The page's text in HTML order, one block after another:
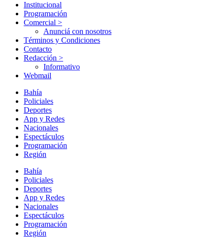
Institucional
Programación
Comercial >
Anunciá con nosotros
Términos y Condiciones
Contacto
Redacción >
Informativo
Webmail
Bahía
Policiales
Deportes
App y Redes
Nacionales
Espectáculos
Programación
Región
Bahía
Policiales
Deportes
App y Redes
Nacionales
Espectáculos
Programación
Región